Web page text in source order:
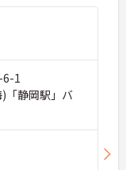
6-1
「静岡駅」バ